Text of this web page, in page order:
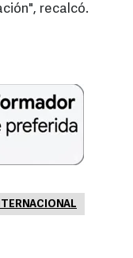
recalcó.